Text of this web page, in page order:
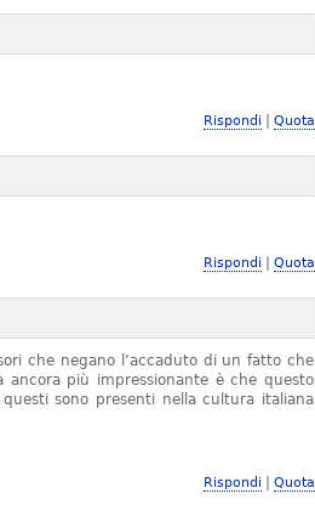
Rispondi Quota
Rispondi Quota
che negano l’accaduto di un fatto che
più impressionante è che questo
sono presenti nella cultura italiana
Rispondi Quota